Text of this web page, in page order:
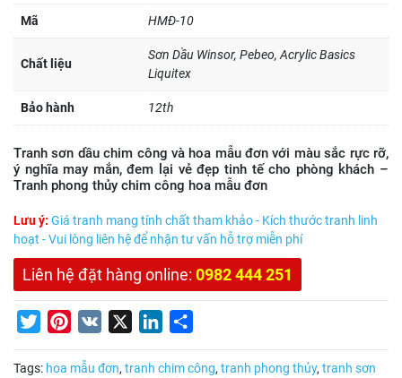
Mã HMĐ-10
Chất liệu
Sơn Dầu Winsor, Pebeo, Acrylic Basics
Liquitex
Bảo hành 12th
Tranh sơn dầu chim công và hoa mẫu đơn với màu sắc rực rỡ,
ý nghĩa may mắn, đem lại vẻ đẹp tinh tế cho phòng khách –
Tranh phong thủy chim công hoa mẫu đơn
Lưu ý: Giá tranh mang tính chất tham khảo - Kích thước tranh linh
hoạt - Vui lòng liên hệ để nhận tư vấn hỗ trợ miễn phí
Liên hệ đặt hàng online: 0982 444 251
TwitterPinterest
VK LinkedIn
Tags: hoa mẫu đơn, tranh chim công, tranh phong thủy, tranh sơn